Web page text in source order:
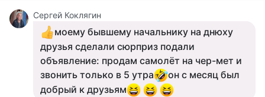
Сергей Коклягин
моему бывшему начальнику на днюху
друзья сделали сюрприз подали
объявление: продам самолёт на чер-мет и
звонить только в 5 утра
он с месяц был
добрый к друзьям